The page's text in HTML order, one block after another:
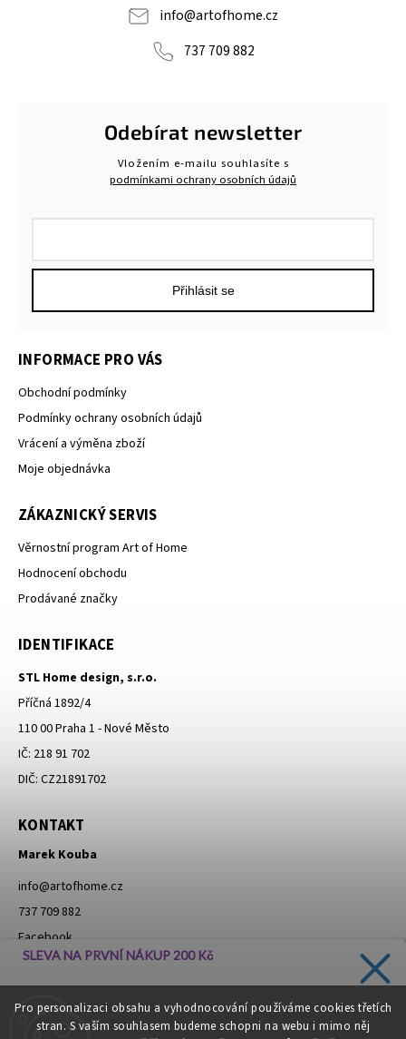
Pro personalizaci obsahu a vyhodnocování používáme cookies třetích
stran. S vaším souhlasem budeme schopni na webu i mimo něj
info@artofhome.cz
737 709 882
Odebírat newsletter
Vložením e-mailu souhlasíte s
podmínkami ochrany osobních údajů
Přihlásit se
INFORMACE PRO VÁS
Obchodní podmínky
Podmínky ochrany osobních údajů
Vrácení a výměna zboží
Moje objednávka
ZÁKAZNICKÝ SERVIS
Věrnostní program Art of Home
Hodnocení obchodu
Prodávané značky
IDENTIFIKACE
STL Home design, s.r.o.
Příčná 1892/4
110 00 Praha 1 - Nové Město
IČ: 218 91 702
DIČ: CZ21891702
KONTAKT
Marek Kouba
info@artofhome.cz
737 709 882
Facebook
Instagram
Moje objednávka - odstoupení od smlouvy
SLEVA NA PRVNÍ NÁKUP 200 Kč
slevách přímo do vaší schránky!